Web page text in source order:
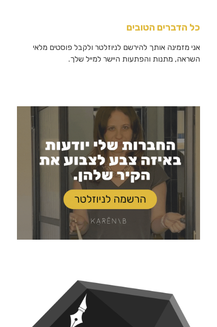
כל הדברים הטובים
אני מזמינה אותך להירשם לניוזלטר ולקבל פוסטים מלאי
השראה, מתנות והפתעות היישר למייל שלך.